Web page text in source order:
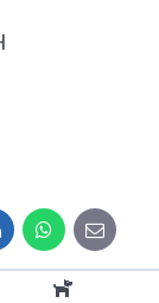
WhatsApp
E-
mail